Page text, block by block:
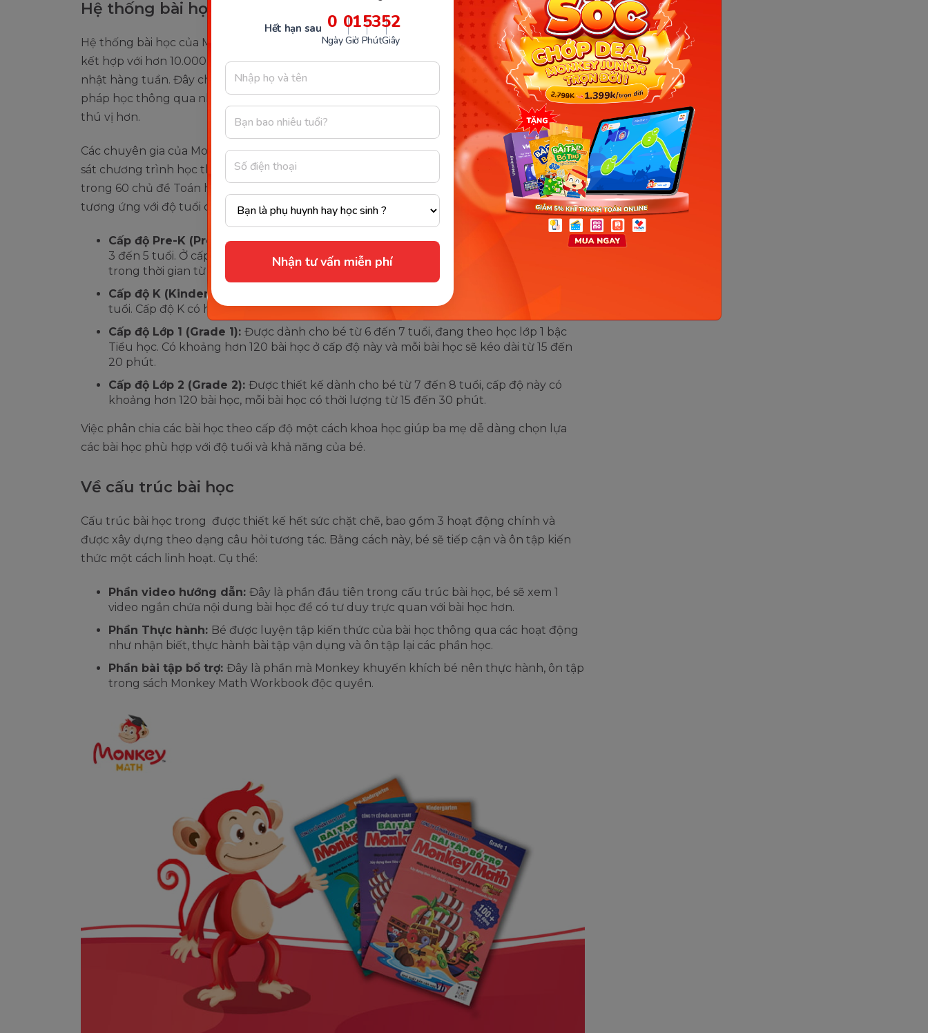
Hết hạn sau 0
Ngày
01
Giờ
53
Phút
51
Giây
Nhận tư vấn miễn phí
Hệ thống bài học rất đồ sộ
Hệ thống bài học của Monkey Math hiện nay đang được xây dựng gồm hơn 400 bài học
kết hợp với hơn 10.000 hoạt động thú vị khác. Lượng bài học và hoạt động luôn được cập
nhật hàng tuần. Đây chính là đặc điểm nổi bật của phương pháp Gamification, là phương
pháp học thông qua những trò chơi và sự tương tác, cho bé những trải nghiệm học tập
thú vị hơn.
Các chuyên gia của Monkey đã sắp xếp những bài học này một cách rất khoa học, vừa bám
sát chương trình học thông thường của bé, đảm bảo có thể xuất hiện đủ, xuyên suốt
trong 60 chủ đề Toán học của ứng dụng. Hệ thống bài học này được chia thành 4 cấp độ
tương ứng với độ tuổi của các bé như sau:
Cấp độ Pre-K (Pre-Kindergarten):Là cấp độ dành cho các bé trong tuổi Mầm non từ
3 đến 5 tuổi. Ở cấp độ này, hệ thống có khoảng hơn 50 bài học, mỗi bài học sẽ kéo dài
trong thời gian từ 10 đến 20 phút.
Cấp độ K (Kindergarten):
Áp dụng cho các bé học Mẫu giáo trong độ tuổi 5 đến 6
tuổi. Cấp độ K có hơn 100 bài học, mỗi bài học kéo dài trong khoảng 15 đến 30 phút.
Cấp độ Lớp 1 (Grade 1): Được dành cho bé từ 6 đến 7 tuổi, đang theo học lớp 1 bậc
Tiểu học. Có khoảng hơn 120 bài học ở cấp độ này và mỗi bài học sẽ kéo dài từ 15 đến
20 phút.
Cấp độ Lớp 2 (Grade 2): Được thiết kế dành cho bé từ 7 đến 8 tuổi, cấp độ này có
khoảng hơn 120 bài học, mỗi bài học có thời lượng từ 15 đến 30 phút.
Việc phân chia các bài học theo cấp độ một cách khoa học giúp ba mẹ dễ dàng chọn lựa
các bài học phù hợp với độ tuổi và khả năng của bé.
Về cấu trúc bài học
Cấu trúc bài học trong được thiết kế hết sức chặt chẽ, bao gồm 3 hoạt động chính và
được xây dựng theo dạng câu hỏi tương tác. Bằng cách này, bé sẽ tiếp cận và ôn tập kiến
thức một cách linh hoạt. Cụ thể:
Phần video hướng dẫn: Đây là phần đầu tiên trong cấu trúc bài học, bé sẽ xem 1
video ngắn chứa nội dung bài học để có tư duy trực quan với bài học hơn.
Phần Thực hành: Bé được luyện tập kiến thức của bài học thông qua các hoạt động
như nhận biết, thực hành bài tập vận dụng và ôn tập lại các phần học.
Phần bài tập bổ trợ: Đây là phần mà Monkey khuyến khích bé nên thực hành, ôn tập
trong sách Monkey Math Workbook độc quyền.